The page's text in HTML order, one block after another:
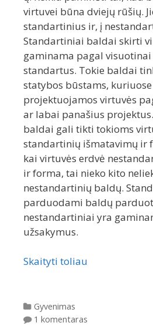
virtuvei būna dviejų rūšių.
standartinius ir, į
Standartiniai baldai skirti
gaminama pagal
standartus. Tokie baldai
statybos būstams,
projektuojamos virtuvės
ar labai panašius
baldai gali tikti tokioms
standartinių išmatavimų ir
kai virtuvės erdvė
ir forma, tai nieko kito
nestandartinių baldų.
parduodami baldų
nestandartiniai yra
užsakymus.
Skaityti toliau
Kategorijos
Gyvenimas
1 komentaras